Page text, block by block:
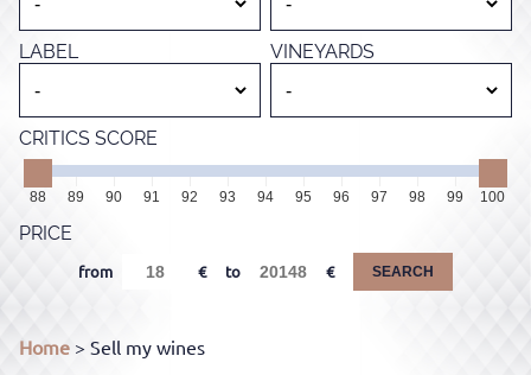
LABEL VINEYARDS
CRITICS SCORE
88 89 90 91 92 93 94 95 96 97 98 99 100
PRICE
from to SEARCH
Home > Sell my wines